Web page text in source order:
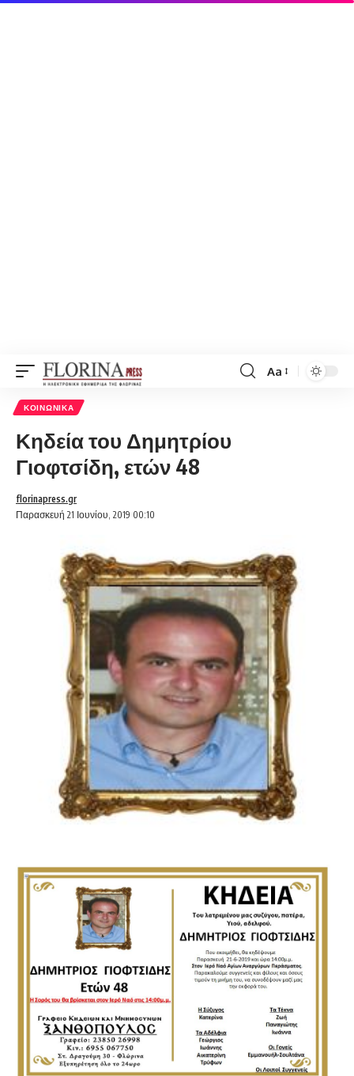
Font
Aa
ΚΟΙΝΩΝΙΚΆ
Κηδεία του Δημητρίου
Γιοφτσίδη, ετών 48
Παρασκευή 21 Ιουνίου, 2019 00:10
florinapress.gr